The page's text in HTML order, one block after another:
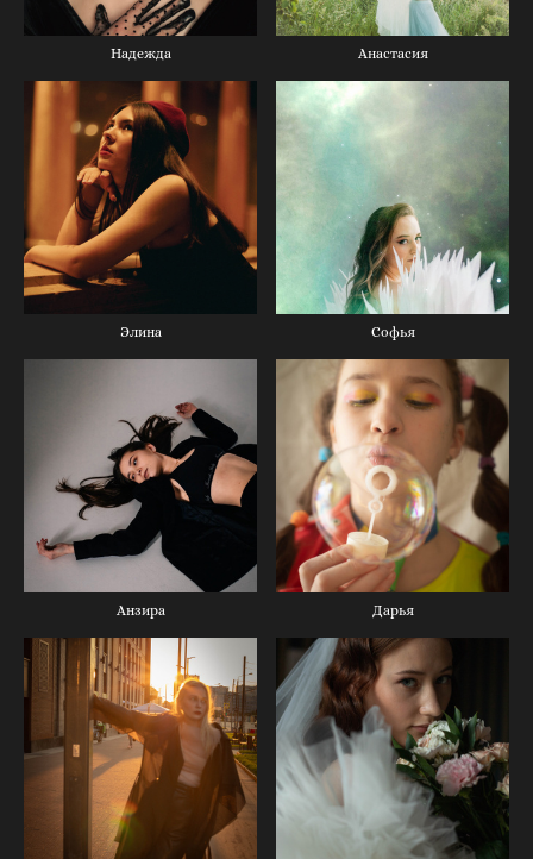
Надежда Анастасия
Элина Софья
Анзира Дарья